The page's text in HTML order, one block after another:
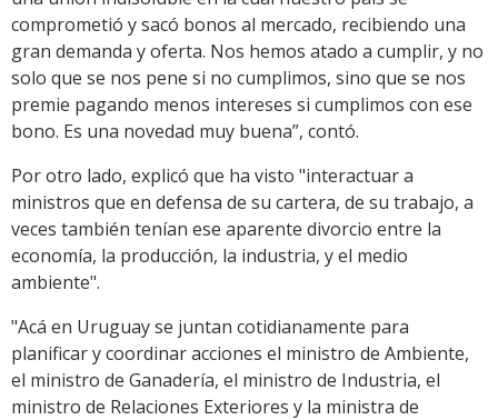
comprometió y sacó bonos al mercado, recibiendo una
gran demanda y oferta. Nos hemos atado a cumplir, y no
solo que se nos pene si no cumplimos, sino que se nos
premie pagando menos intereses si cumplimos con ese
bono. Es una novedad muy buena”, contó.
Por otro lado, explicó que ha visto "interactuar a
ministros que en defensa de su cartera, de su trabajo, a
veces también tenían ese aparente divorcio entre la
economía, la producción, la industria, y el medio
ambiente".
"Acá en Uruguay se juntan cotidianamente para
planificar y coordinar acciones el ministro de Ambiente,
el ministro de Ganadería, el ministro de Industria, el
ministro de Relaciones Exteriores y la ministra de